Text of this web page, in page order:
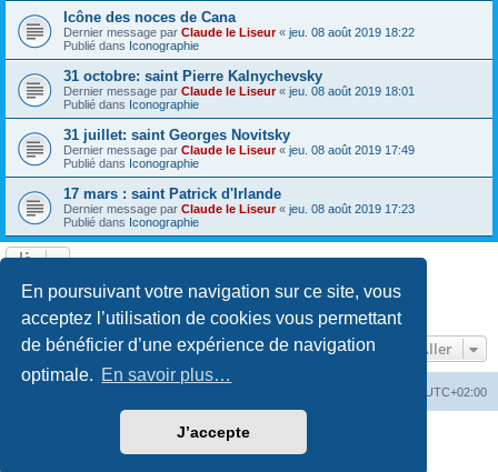
En poursuivant votre navigation sur ce site, vous
acceptez l’utilisation de cookies vous permettant
de bénéficier d’une expérience de navigation
optimale. En savoir plus…
J’accepte
Icône des noces de Cana
Dernier message par Claude le Liseur« jeu. 08 août 2019 18:22
Publié dans Iconographie
31 octobre: saint Pierre Kalnychevsky
Dernier message par Claude le Liseur« jeu. 08 août 2019 18:01
Publié dans Iconographie
31 juillet: saint Georges Novitsky
Dernier message par Claude le Liseur« jeu. 08 août 2019 17:49
Publié dans Iconographie
17 mars : saint Patrick d'Irlande
Dernier message par Claude le Liseur« jeu. 08 août 2019 17:23
Publié dans Iconographie
Page1sur20
3
Aller
UTC+02:00
phpBB® Forum Software © phpBB Limited
©